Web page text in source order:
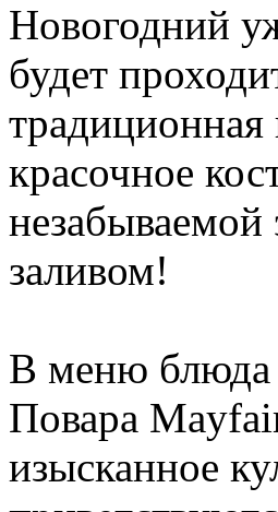
Новогодний
будет
красочное
незабываемой
заливом!
В меню блюда
Повара
изысканное